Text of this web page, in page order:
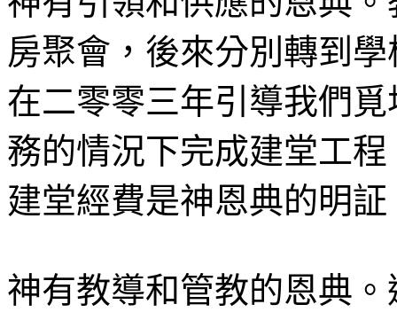
房聚會，後來分別轉到
在二零零三年引導我們
務的情況下完成建堂工
建堂經費是神恩典的明証
神有教導和管教的恩典